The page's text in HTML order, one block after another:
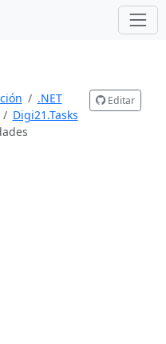
.NET
Digi21.Tasks
Editar